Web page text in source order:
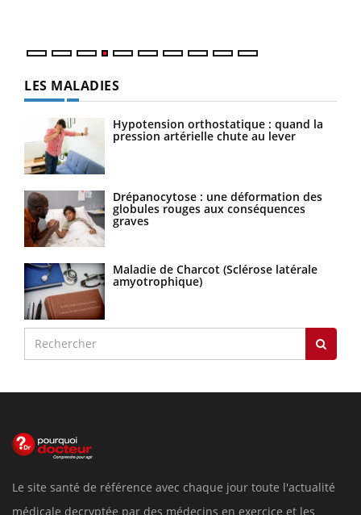
LES MALADIES
Hypotension orthostatique : quand la
pression artérielle chute au lever
Drépanocytose : une déformation des
globules rouges aux conséquences
graves
Maladie de Charcot (Sclérose latérale
amyotrophique)
Le site santé de référence avec chaque jour toute l'actualité
médicale decryptée par des médecins en exercice et les